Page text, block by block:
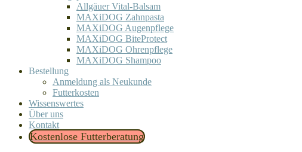
Allgäuer Vital-Balsam
MAXiDOG Zahnpasta
MAXiDOG Augenpflege
MAXiDOG BiteProtect
MAXiDOG Ohrenpflege
MAXiDOG Shampoo
Bestellung
Anmeldung als Neukunde
Futterkosten
Wissenswertes
Über uns
Kontakt
Kostenlose Futterberatung